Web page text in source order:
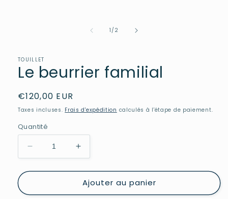
1/de
2
TOUILLET
Le beurrier familial
Prix
habituel
€120,00 EUR
Taxes incluses. Frais d'expédition calculés à l'étape de paiement.
Quantité
Réduire
la
quantité
Le
Augmenter
la
quantité
de
Le
Ajouter au panier